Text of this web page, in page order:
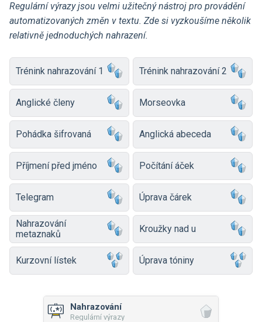
Regulární výrazy jsou velmi užitečný nástroj pro provádění
automatizovaných změn v textu. Zde si vyzkoušíme několik
relativně jednoduchých nahrazení.
Trénink nahrazování 1 Trénink nahrazování 2
Anglické členy Morseovka
Pohádka šifrovaná Anglická abeceda
Příjmení před jméno Počítání áček
Telegram Úprava čárek
Nahrazování
metaznaků
Kroužky nad u
Kurzovní lístek Úprava tóniny
Nahrazování
Regulární výrazy